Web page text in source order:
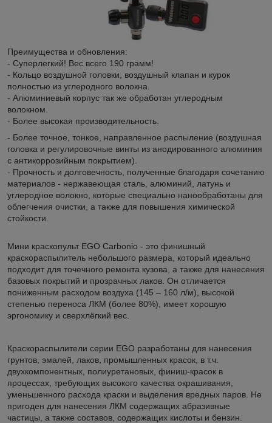
Преимущества и обновления:
- Суперлегкий! Вес всего 190 грамм!
- Кольцо воздушной головки, воздушный клапан и курок
полностью из углеродного волокна.
- Алюминиевый корпус так же обработан углеродным
волокном.
- Более высокая производительность.
- Более точное, тонкое, направленное распыление (воздушная
головка и регулировочные винты из анодированного алюминия
с антикоррозийным покрытием).
- Прочность и долговечность, полученные благодаря сочетанию
материалов - нержавеющая сталь, алюминий, латунь и
углеродное волокно, которые специально нанообработаны для
облегчения очистки, а также для повышения химической
стойкости.
Мини краскопульт EGO Carbonio - это финишный
краскораспылитель небольшого размера, который идеально
подходит для точечного ремонта кузова, а также для нанесения
базовых покрытий и прозрачных лаков. Он отличается
пониженным расходом воздуха (145 – 160 л/м), высокой
степенью переноса ЛКМ (более 80%), имеет хорошую
эргономику и сверхлёгкий вес.
Краскораспылители серии EGO разработаны для нанесения
грунтов, эмалей, лаков, промышленных красок, в т.ч.
двухкомпонентных, полиуретановых, финиш-красок в
процессах, требующих высокого качества окрашивания,
уменьшенного расхода краски и выделения вредных паров. Не
пригоден для нанесения ЛКМ содержащих абразивные
частицы, а также составов, содержащих кислоты и бензин.